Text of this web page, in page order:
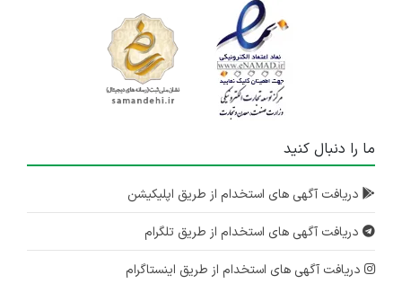
ما را دنبال کنید
دریافت آگهی های استخدام از طریق اپلیکیشن
دریافت آگهی های استخدام از طریق تلگرام
دریافت آگهی های استخدام از طریق اینستاگرام